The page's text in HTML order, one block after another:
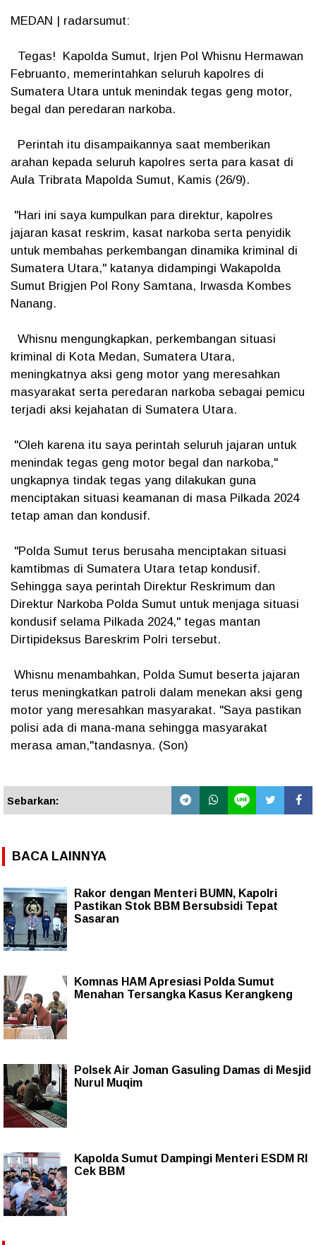
MEDAN | radarsumut:
Tegas! Kapolda Sumut, Irjen Pol Whisnu Hermawan
Februanto, memerintahkan seluruh kapolres di
Sumatera Utara untuk menindak tegas geng motor,
begal dan peredaran narkoba.
Perintah itu disampaikannya saat memberikan
arahan kepada seluruh kapolres serta para kasat di
Aula Tribrata Mapolda Sumut, Kamis (26/9).
"Hari ini saya kumpulkan para direktur, kapolres
jajaran kasat reskrim, kasat narkoba serta penyidik
untuk membahas perkembangan dinamika kriminal di
Sumatera Utara," katanya didampingi Wakapolda
Sumut Brigjen Pol Rony Samtana, Irwasda Kombes
Nanang.
Whisnu mengungkapkan, perkembangan situasi
kriminal di Kota Medan, Sumatera Utara,
meningkatnya aksi geng motor yang meresahkan
masyarakat serta peredaran narkoba sebagai pemicu
terjadi aksi kejahatan di Sumatera Utara.
"Oleh karena itu saya perintah seluruh jajaran untuk
menindak tegas geng motor begal dan narkoba,"
ungkapnya tindak tegas yang dilakukan guna
menciptakan situasi keamanan di masa Pilkada 2024
tetap aman dan kondusif.
"Polda Sumut terus berusaha menciptakan situasi
kamtibmas di Sumatera Utara tetap kondusif.
Sehingga saya perintah Direktur Reskrimum dan
Direktur Narkoba Polda Sumut untuk menjaga situasi
kondusif selama Pilkada 2024," tegas mantan
Dirtipideksus Bareskrim Polri tersebut.
Whisnu menambahkan, Polda Sumut beserta jajaran
terus meningkatkan patroli dalam menekan aksi geng
motor yang meresahkan masyarakat. "Saya pastikan
polisi ada di mana-mana sehingga masyarakat
merasa aman,"tandasnya. (Son)
Sebarkan:
BACA LAINNYA
Rakor dengan Menteri BUMN, Kapolri
Pastikan Stok BBM Bersubsidi Tepat
Sasaran
Komnas HAM Apresiasi Polda Sumut
Menahan Tersangka Kasus Kerangkeng
Polsek Air Joman Gasuling Damas di Mesjid
Nurul Muqim
Kapolda Sumut Dampingi Menteri ESDM RI
Cek BBM